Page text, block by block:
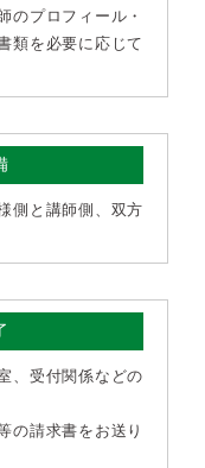
のプロフィール・
類を必要に応じて
側と講師側、双方
、受付関係などの
の請求書をお送り